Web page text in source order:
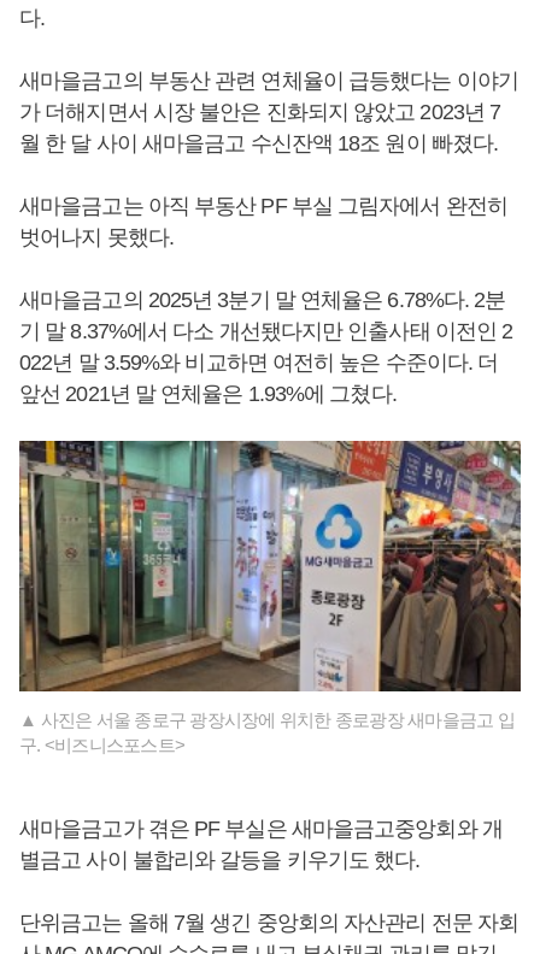
다.
새마을금고의 부동산 관련 연체율이 급등했다는 이야기
가 더해지면서 시장 불안은 진화되지 않았고 2023년 7
월 한 달 사이 새마을금고 수신잔액 18조 원이 빠졌다.
새마을금고는 아직 부동산 PF 부실 그림자에서 완전히
벗어나지 못했다.
새마을금고의 2025년 3분기 말 연체율은 6.78%다. 2분
기 말 8.37%에서 다소 개선됐다지만 인출사태 이전인 2
022년 말 3.59%와 비교하면 여전히 높은 수준이다. 더
앞선 2021년 말 연체율은 1.93%에 그쳤다.
▲ 사진은 서울 종로구 광장시장에 위치한 종로광장 새마을금고 입
구. <비즈니스포스트>
새마을금고가 겪은 PF 부실은 새마을금고중앙회와 개
별금고 사이 불합리와 갈등을 키우기도 했다.
단위금고는 올해 7월 생긴 중앙회의 자산관리 전문 자회